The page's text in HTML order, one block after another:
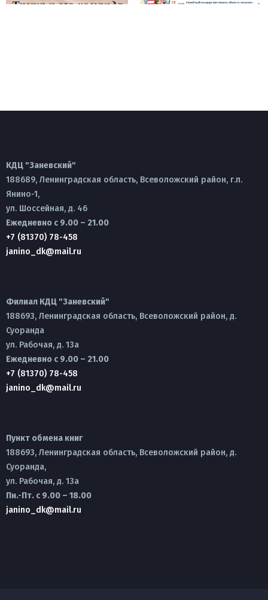
КДЦ "Заневский"
188689, Ленинградская область, Всеволожский район, г.п.
Янино-1,
ул. Шоссейная, д. 46
Ежедневно с 9.00 – 21.00
+7 (81370) 78-458
janino_dk@mail.ru
Филиал КДЦ "Заневский"
188693, Ленинградская область, Всеволожский район, д.
Суоранда
ул. Рабочая, д. 13а
Ежедневно с 9.00 – 21.00
+7 (81370) 78-458
janino_dk@mail.ru
Пункт обмена книг
188693, Ленинградская область, Всеволожский район, д.
Суоранда,
ул. Рабочая, д. 13а
Пн.-Пт. с 9.00 – 18.00
janino_dk@mail.ru